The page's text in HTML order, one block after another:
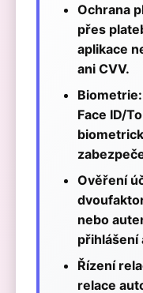
Ochrana
přes
aplikace
ani CVV.
Biometrie:
Face ID/
Ověření
nebo
přihlášení
Řízení
relace